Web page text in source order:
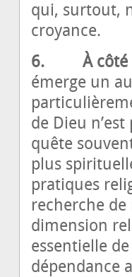
qui, surtout,
croyance.
6. À côté
émerge un
de Dieu
quête
plus
pratiques
recherche de
dimension
essentielle
dépendance